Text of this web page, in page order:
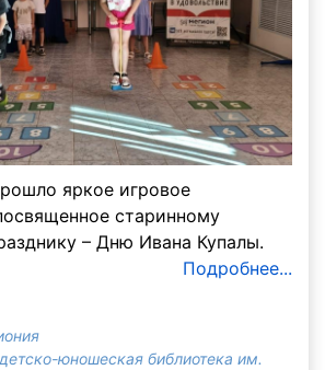
яркое игровое
старинному
– Дню Ивана Купалы.
Подробнее...
юношеская библиотека им.